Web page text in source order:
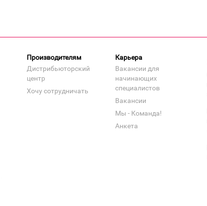
Производителям
Дистрибьюторский
центр
Хочу сотрудничать
Карьера
Вакансии для
начинающих
специалистов
Вакансии
Мы - Команда!
Анкета